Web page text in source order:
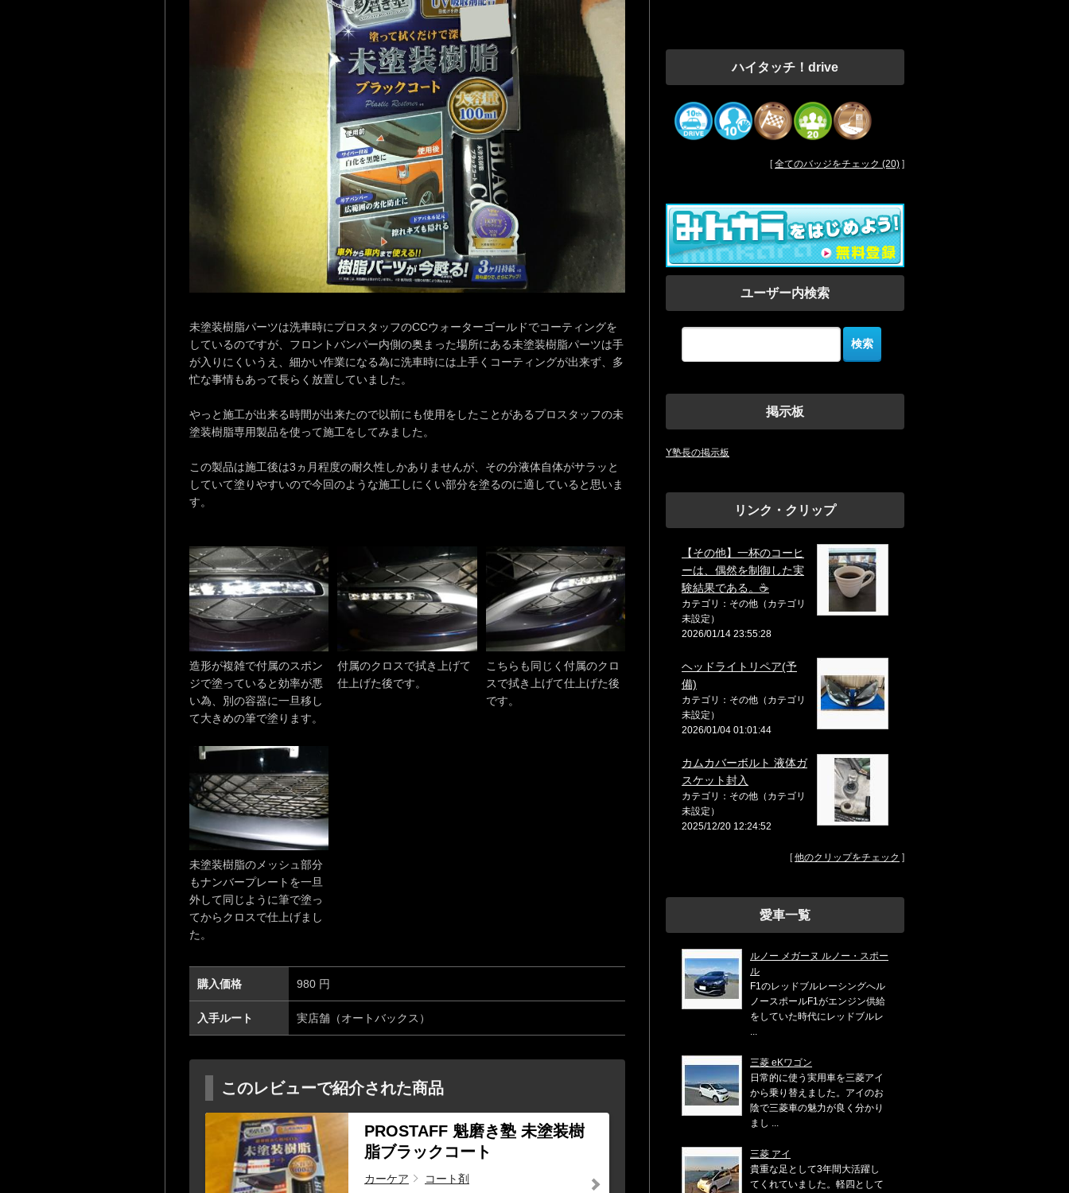
未塗装樹脂パーツは洗車時にプロスタッフのCCウォーターゴールドでコーティングを
しているのですが、フロントバンパー内側の奥まった場所にある未塗装樹脂パーツは手
が入りにくいうえ、細かい作業になる為に洗車時には上手くコーティングが出来ず、多
忙な事情もあって長らく放置していました。
やっと施工が出来る時間が出来たので以前にも使用をしたことがあるプロスタッフの未
塗装樹脂専用製品を使って施工をしてみました。
この製品は施工後は3ヵ月程度の耐久性しかありませんが、その分液体自体がサラッと
していて塗りやすいので今回のような施工しにくい部分を塗るのに適していると思いま
す。
造形が複雑で付属のスポン
ジで塗っていると効率が悪
い為、別の容器に一旦移し
て大きめの筆で塗ります。
付属のクロスで拭き上げて
仕上げた後です。
こちらも同じく付属のクロ
スで拭き上げて仕上げた後
です。
未塗装樹脂のメッシュ部分
もナンバープレートを一旦
外して同じように筆で塗っ
てからクロスで仕上げまし
た。
購入価格 980 円
入手ルート 実店舗（オートバックス）
このレビューで紹介された商品
PROSTAFF 魁磨き塾 未塗装樹
脂ブラックコート
カーケア コート剤
ハイタッチ！drive
[全てのバッジをチェック (20) ]
ユーザー内検索
掲示板
Y塾長の掲示板
リンク・クリップ
【その他】一杯のコーヒ
ーは、偶然を制御した実
験結果である。☕
カテゴリ：その他（カテゴリ
未設定）
2026/01/14 23:55:28
ヘッドライトリペア(予
備)
カテゴリ：その他（カテゴリ
未設定）
2026/01/04 01:01:44
カムカバーボルト 液体ガ
スケット封入
カテゴリ：その他（カテゴリ
未設定）
2025/12/20 12:24:52
[他のクリップをチェック ]
愛車一覧
ルノー メガーヌ ルノー・スポー
ル
F1のレッドブルレーシングへル
ノースポールF1がエンジン供給
をしていた時代にレッドブルレ
...
三菱 eKワゴン
日常的に使う実用車を三菱アイ
から乗り替えました。アイのお
陰で三菱車の魅力が良く分かり
まし ...
三菱 アイ
貴重な足として3年間大活躍し
てくれていました。軽四として